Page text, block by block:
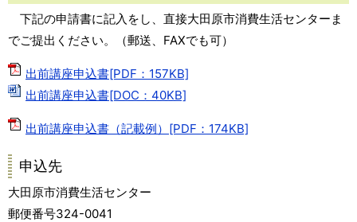
下記の申請書に記入をし、直接大田原市消費生活センターま
でご提出ください。（郵送、FAXでも可）
出前講座申込書[PDF：157KB]
出前講座申込書[DOC：40KB]
出前講座申込書（記載例）[PDF：174KB]
申込先
大田原市消費生活センター
郵便番号324-0041